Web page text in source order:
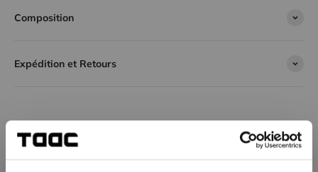
Composition
Expédition et Retours